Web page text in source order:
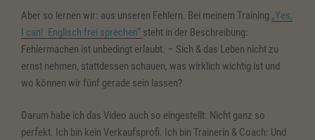
Aber so lernen wir: aus unseren Fehlern. Bei meinem Training „Yes,
I can! Englisch frei sprechen“ steht in der Beschreibung:
Fehlermachen ist unbedingt erlaubt. – Sich & das Leben nicht zu
ernst nehmen, stattdessen schauen, was wirklich wichtig ist und
wo können wir fünf gerade sein lassen?
Darum habe ich das Video auch so eingestellt: Nicht ganz so
perfekt. Ich bin kein Verkaufsprofi. Ich bin Trainerin & Coach: Und